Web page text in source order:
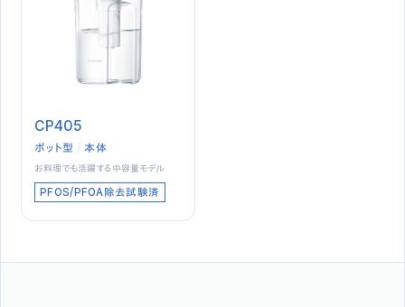
CP405
ポット型 本体
お料理でも活躍する中容量モデル
PFOS/PFOA除去試験済